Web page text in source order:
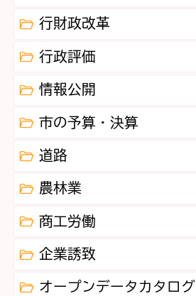
行財政改革
行政評価
情報公開
市の予算・決算
道路
農林業
商工労働
企業誘致
オープンデータカタログ